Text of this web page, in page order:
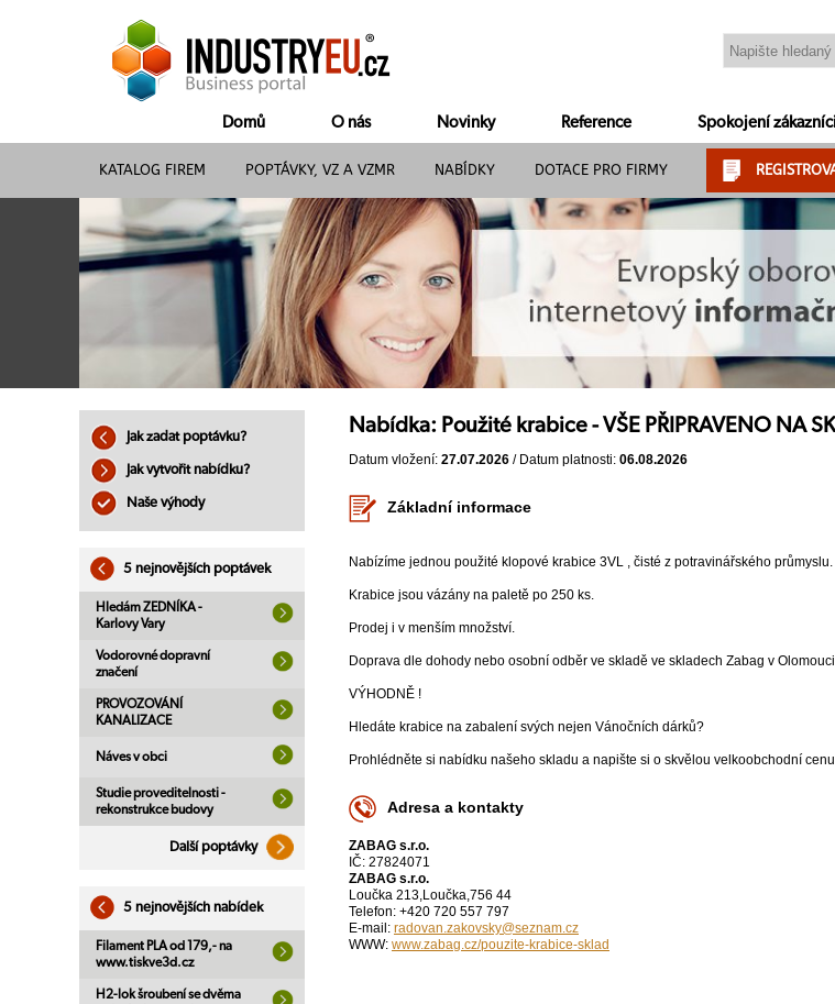
Domů O nás Novinky Reference Spokojení zákazníci
KATALOG FIREM POPTÁVKY, VZ A VZMR NABÍDKY DOTACE PRO FIRMY
Jak zadat poptávku?
Jak vytvořit nabídku?
Naše výhody
5 nejnovějších poptávek
Hledám ZEDNÍKA -
Karlovy Vary
Vodorovné dopravní
značení
PROVOZOVÁNÍ
KANALIZACE
Náves v obci
Studie proveditelnosti -
rekonstrukce budovy
Další poptávky
5 nejnovějších nabídek
Filament PLA od 179,- na
www.tiskve3d.cz
H2-lok šroubení se dvěma
Nabídka: Použité krabice - VŠE PŘIPRAVENO NA
Datum vložení: 27.07.2026 / Datum platnosti: 06.08.2026
Základní informace
Nabízíme jednou použité klopové krabice 3VL , čisté z potravinářského průmyslu.
Krabice jsou vázány na paletě po 250 ks.
Prodej i v menším množství.
Doprava dle dohody nebo osobní odběr ve skladě ve skladech Zabag v
VÝHODNĚ !
Hledáte krabice na zabalení svých nejen Vánočních dárků?
Prohlédněte si nabídku našeho skladu a napište si o skvělou velkoobchodní
Adresa a kontakty
ZABAG s.r.o.
IČ: 27824071
ZABAG s.r.o.
Loučka 213,Loučka,756 44
Telefon: +420 720 557 797
E-mail: radovan.zakovsky@seznam.cz
WWW: www.zabag.cz/pouzite-krabice-sklad